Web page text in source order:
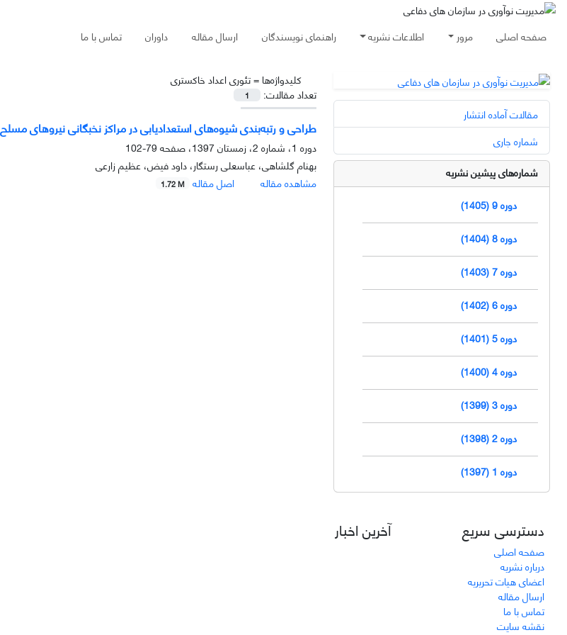
صفحه اصلی مرور اطلاعات نشریه راهنمای نویسندگان ارسال مقاله داوران تماس با ما
کلیدواژه‌ها =تئوری اعداد خاکستری
تعداد مقالات:
1
طراحی و رتبه‌بندی شیوه‌های استعدادیابی در مراکز نخبگانی نیروهای مسلح
دوره 1، شماره 2، زمستان 1397، صفحه
79-102
بهنام گلشاهی، عباسعلی رستگار، داود فیض، عظیم زارعی
مشاهده مقاله
اصل مقاله 1.72 M
مقالات آماده انتشار
شماره جاری
شماره‌های پیشین نشریه
دوره 9 (1405)
دوره 8 (1404)
دوره 7 (1403)
دوره 6 (1402)
دوره 5 (1401)
دوره 4 (1400)
دوره 3 (1399)
دوره 2 (1398)
دوره 1 (1397)
دسترسی سریع
صفحه اصلی
درباره نشریه
اعضای هیات تحریریه
ارسال مقاله
تماس با ما
نقشه سایت
آخرین اخبار